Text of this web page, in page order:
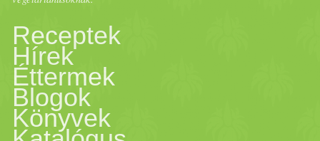
Mit gondolsz, mi jelenti
napos program alatt? - És
legizgalma
Receptek
Hírek
Éttermek
Blogok
Könyvek